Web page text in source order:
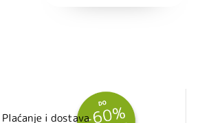
Plaćanje i dostava